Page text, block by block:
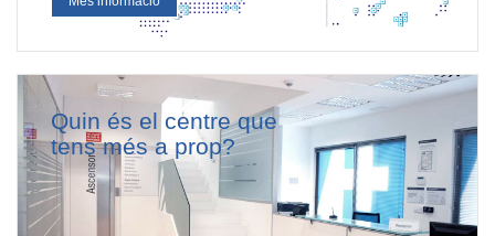
Quin és el centre que
tens més a prop?